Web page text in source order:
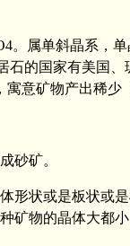
。属单斜晶系，
石的国家有美
寓意矿物产出稀少
砂矿。
状或是板状或
矿物的晶体大都